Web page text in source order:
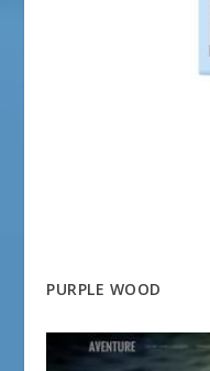
PURPLE WOOD